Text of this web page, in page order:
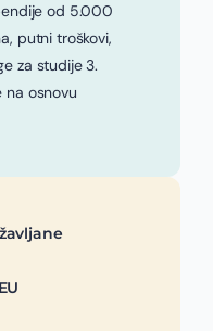
od 5.000
putni troškovi,
za studije 3.
na osnovu